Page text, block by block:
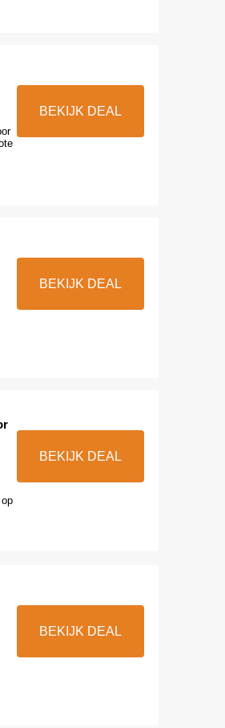
BEKIJK DEAL
BEKIJK DEAL
BEKIJK DEAL
BEKIJK DEAL